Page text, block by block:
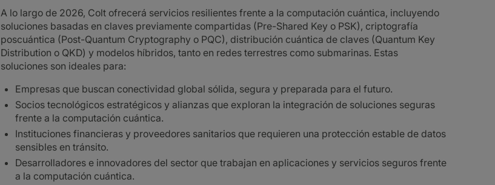
A lo largo de 2026, Colt ofrecerá servicios resilientes frente a la computación cuántica, incluyendo
soluciones basadas en claves previamente compartidas (Pre-Shared Key o PSK), criptografía
poscuántica (Post-Quantum Cryptography o PQC), distribución cuántica de claves (Quantum Key
Distribution o QKD) y modelos híbridos, tanto en redes terrestres como submarinas. Estas
soluciones son ideales para:
Empresas que buscan conectividad global sólida, segura y preparada para el futuro.
Socios tecnológicos estratégicos y alianzas que exploran la integración de soluciones seguras
frente a la computación cuántica.
Instituciones financieras y proveedores sanitarios que requieren una protección estable de datos
sensibles en tránsito.
Desarrolladores e innovadores del sector que trabajan en aplicaciones y servicios seguros frente
a la computación cuántica.